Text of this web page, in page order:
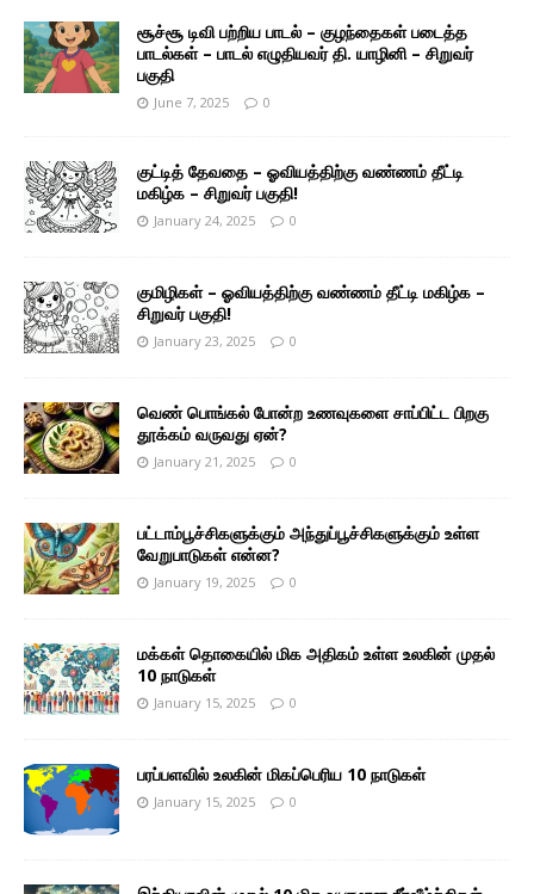
சூச்சூ டிவி பற்றிய பாடல் – குழந்தைகள் படைத்த
பாடல்கள் – பாடல் எழுதியவர் தி. யாழினி – சிறுவர்
பகுதி
June 7, 2025 0
குட்டித் தேவதை – ஓவியத்திற்கு வண்ணம் தீட்டி
மகிழ்க – சிறுவர் பகுதி!
January 24, 2025 0
குமிழிகள் – ஓவியத்திற்கு வண்ணம் தீட்டி மகிழ்க –
சிறுவர் பகுதி!
January 23, 2025 0
வெண் பொங்கல் போன்ற உணவுகளை சாப்பிட்ட பிறகு
தூக்கம் வருவது ஏன்?
January 21, 2025 0
பட்டாம்பூச்சிகளுக்கும் அந்துப்பூச்சிகளுக்கும் உள்ள
வேறுபாடுகள் என்ன?
January 19, 2025 0
மக்கள் தொகையில் மிக அதிகம் உள்ள உலகின் முதல்
10 நாடுகள்
January 15, 2025 0
பரப்பளவில் உலகின் மிகப்பெரிய 10 நாடுகள்
January 15, 2025 0